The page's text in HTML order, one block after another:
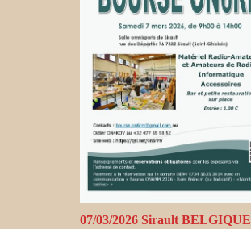
07/03/2026 Sirault BELGIQUE